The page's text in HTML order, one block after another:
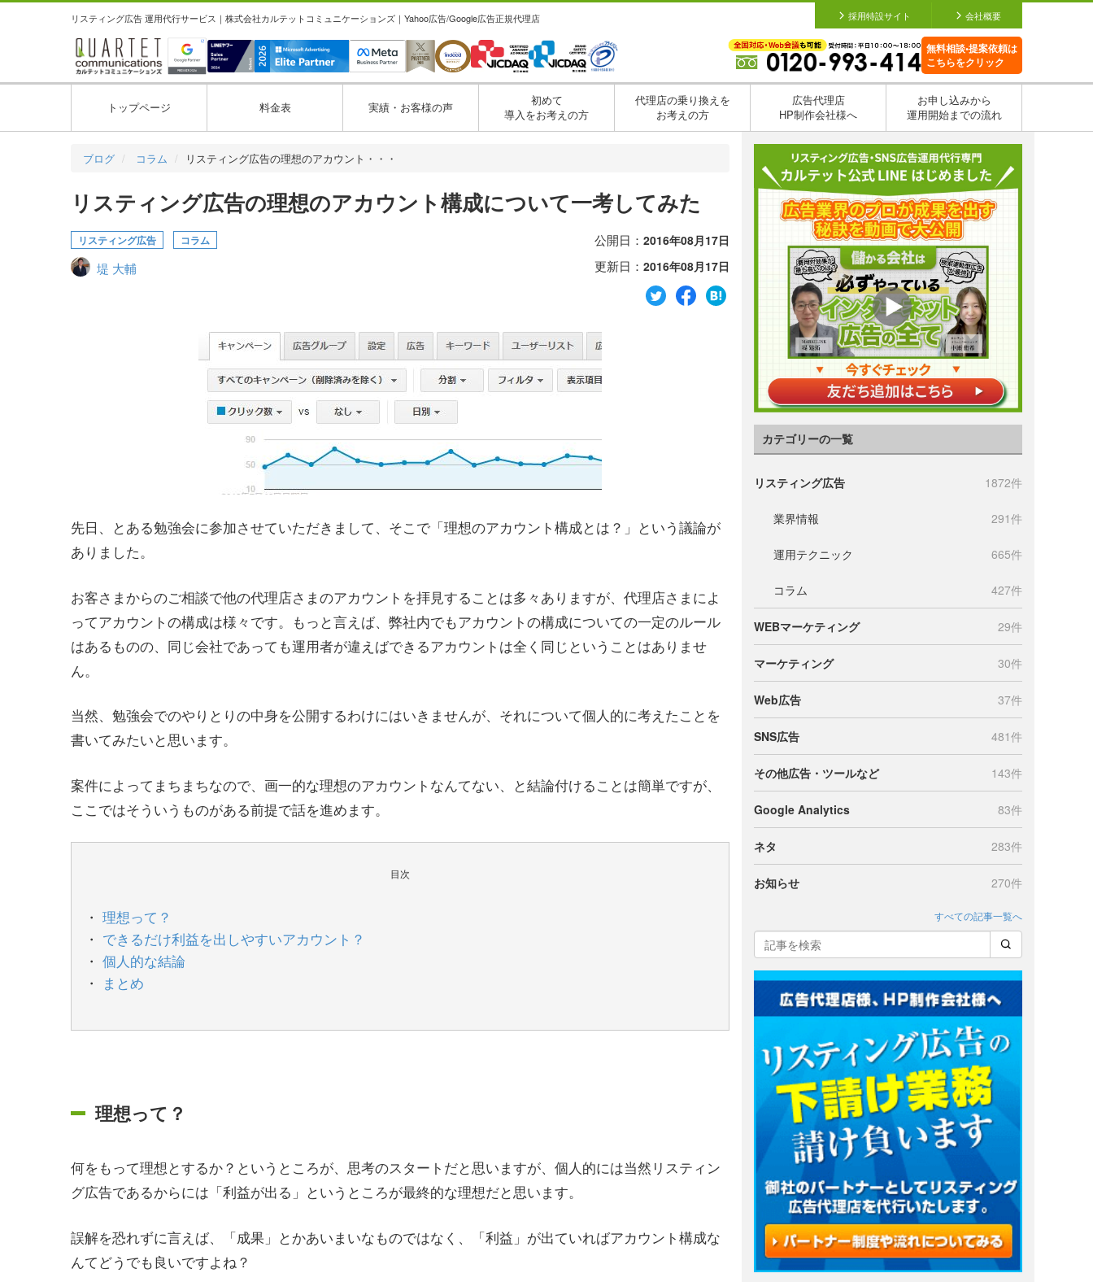
リスティング広告 運用代行サービス｜株式会社カルテットコミュニケーションズ｜Yahoo広告/Google広告正規代理店 採用特設サイト 会社概要
無料相談•提案依頼は
こちらをクリック
トップページ 料金表 実績・お客様の声
初めて
導入をお考えの方
代理店の乗り換えを
お考えの方
広告代理店
HP制作会社様へ
お申し込みから
運用開始までの流れ
ブログ コラム リスティング広告の理想のアカウント・・・
リスティング広告の理想のアカウント構成について一考してみた
リスティング広告 コラム
堤 大輔
公開日： 2016年08月17日
更新日： 2016年08月17日
先日、とある勉強会に参加させていただきまして、そこで「理想のアカウント構成とは？」という議論が
ありました。
お客さまからのご相談で他の代理店さまのアカウントを拝見することは多々ありますが、代理店さまによ
ってアカウントの構成は様々です。もっと言えば、弊社内でもアカウントの構成についての一定のルール
はあるものの、同じ会社であっても運用者が違えばできるアカウントは全く同じということはありませ
ん。
当然、勉強会でのやりとりの中身を公開するわけにはいきませんが、それについて個人的に考えたことを
書いてみたいと思います。
案件によってまちまちなので、画一的な理想のアカウントなんてない、と結論付けることは簡単ですが、
ここではそういうものがある前提で話を進めます。
目次
理想って？
できるだけ利益を出しやすいアカウント？
個人的な結論
まとめ
理想って？
何をもって理想とするか？というところが、思考のスタートだと思いますが、個人的には当然リスティン
グ広告であるからには「利益が出る」というところが最終的な理想だと思います。
誤解を恐れずに言えば、「成果」とかあいまいなものではなく、「利益」が出ていればアカウント構成な
んてどうでも良いですよね？
カテゴリーの一覧
リスティング広告 1872件
業界情報 291件
運用テクニック 665件
コラム 427件
WEBマーケティング 29件
マーケティング 30件
Web広告 37件
SNS広告 481件
その他広告・ツールなど 143件
Google Analytics 83件
ネタ 283件
お知らせ 270件
すべての記事一覧へ